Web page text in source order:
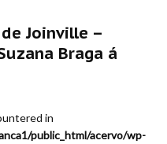
Joinville –
Braga á
in
public_html/acervo/wp-